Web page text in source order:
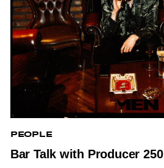
PEOPLE
Bar Talk with Producer 250